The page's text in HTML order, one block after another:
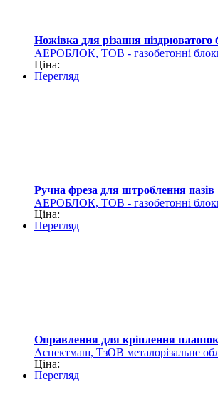
Ножівка для різання ніздрюватого
АЕРОБЛОК, ТОВ - газобетонні
Ціна:
Перегляд
Ручна фреза для штроблення пазів
АЕРОБЛОК, ТОВ - газобетонні
Ціна:
Перегляд
Оправлення для кріплення
Аспектмаш, ТзОВ металорізальне
Ціна:
Перегляд